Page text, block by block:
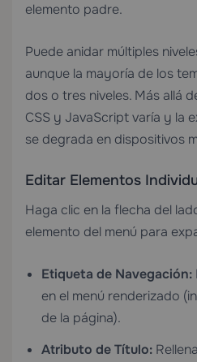
elemento padre.
Puede anidar múltiples
aunque la mayoría de los
dos o tres niveles. Más allá
CSS y JavaScript varía y la
se degrada en dispositivos
Editar Elementos
Haga clic en la flecha del
elemento del menú para
Etiqueta de Navegación:
en el menú renderizado
de la página).
Atributo de Título: